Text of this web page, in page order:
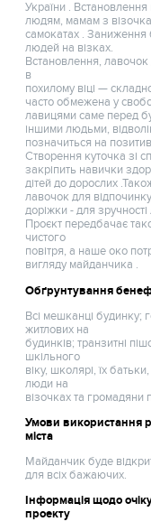
України . Встановлення
людям, мамам з
самокатах . Заниження
людей на візках.
Встановлення,
в
похилому віці —
часто обмежена у
лавицями саме перед
іншими людьми,
позначиться на
Створення куточка зі
закріпить навички
дітей до дорослих
лавочок для
доріжки - для
Проєкт передбачає
чистого
повітря, а наше око
вигляду майданчика .
Обґрунтування
Всі мешканці будинку;
житлових на
будинків; транзитні
шкільного
віку, школярі, їх
люди на
візочках та громадяни
Умови використання
міста
Майданчик буде
для всіх бажаючих.
Інформація щодо
проекту